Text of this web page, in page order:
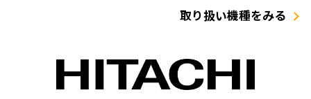
取り扱い機種をみる